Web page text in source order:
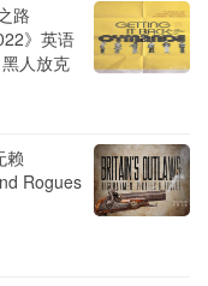
路
》英语
人放克
赖
Rogues